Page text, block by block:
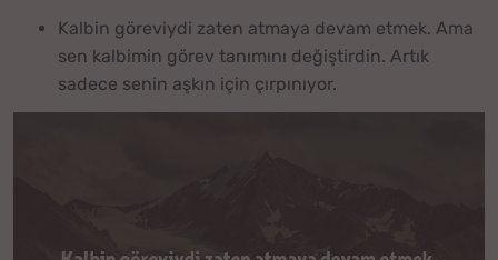
Kalbin göreviydi zaten atmaya devam etmek. Ama
sen kalbimin görev tanımını değiştirdin. Artık
sadece senin aşkın için çırpınıyor.